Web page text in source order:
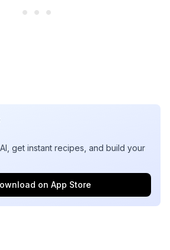
get instant recipes, and build your
on App Store